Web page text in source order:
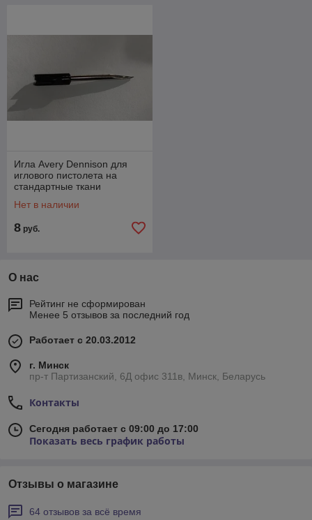
Игла Avery Dennison для
иглового пистолета на
стандартные ткани
Нет в наличии
8 руб.
О нас
Рейтинг не сформирован
Менее 5 отзывов за последний год
Работает с 20.03.2012
г. Минск
пр-т Партизанский, 6Д офис 311в, Минск, Беларусь
Контакты
Сегодня работает с 09:00 до 17:00
Показать весь график работы
Отзывы о магазине
64 отзывов за всё время